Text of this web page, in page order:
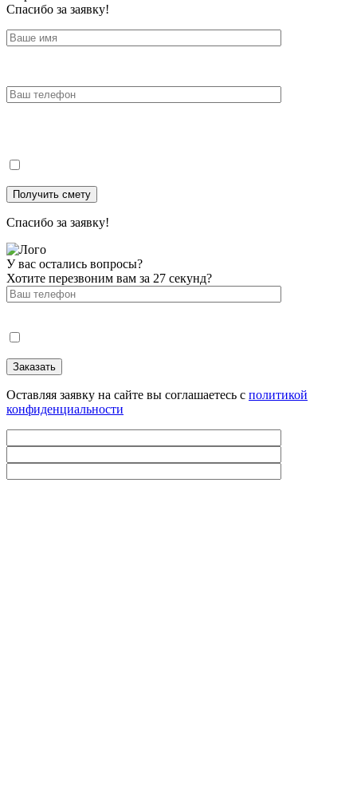
Спасибо за заявку!
Спасибо за заявку!
У вас остались вопросы?
Хотите перезвоним вам за 27 секунд?
Оставляя заявку на сайте вы соглашаетесь с политикой
конфиденциальности